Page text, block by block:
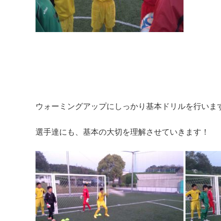
ウォーミングアップにしっかり基本ドリルを行いま
選手達にも、基本の大切を理解させていきます！